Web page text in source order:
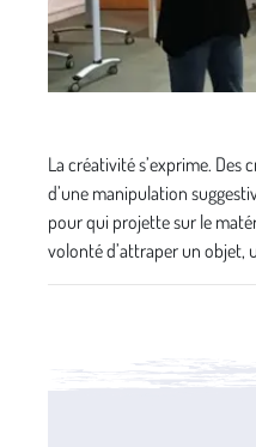
La créativité s’exprime. Des
d’une manipulation
pour qui projette sur le
volonté d’attraper un objet,